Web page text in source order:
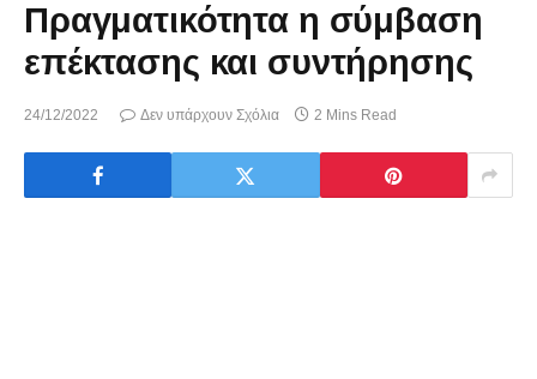
Πραγματικότητα η σύμβαση
επέκτασης και συντήρησης
24/12/2022 Δεν υπάρχουν Σχόλια 2 Mins Read